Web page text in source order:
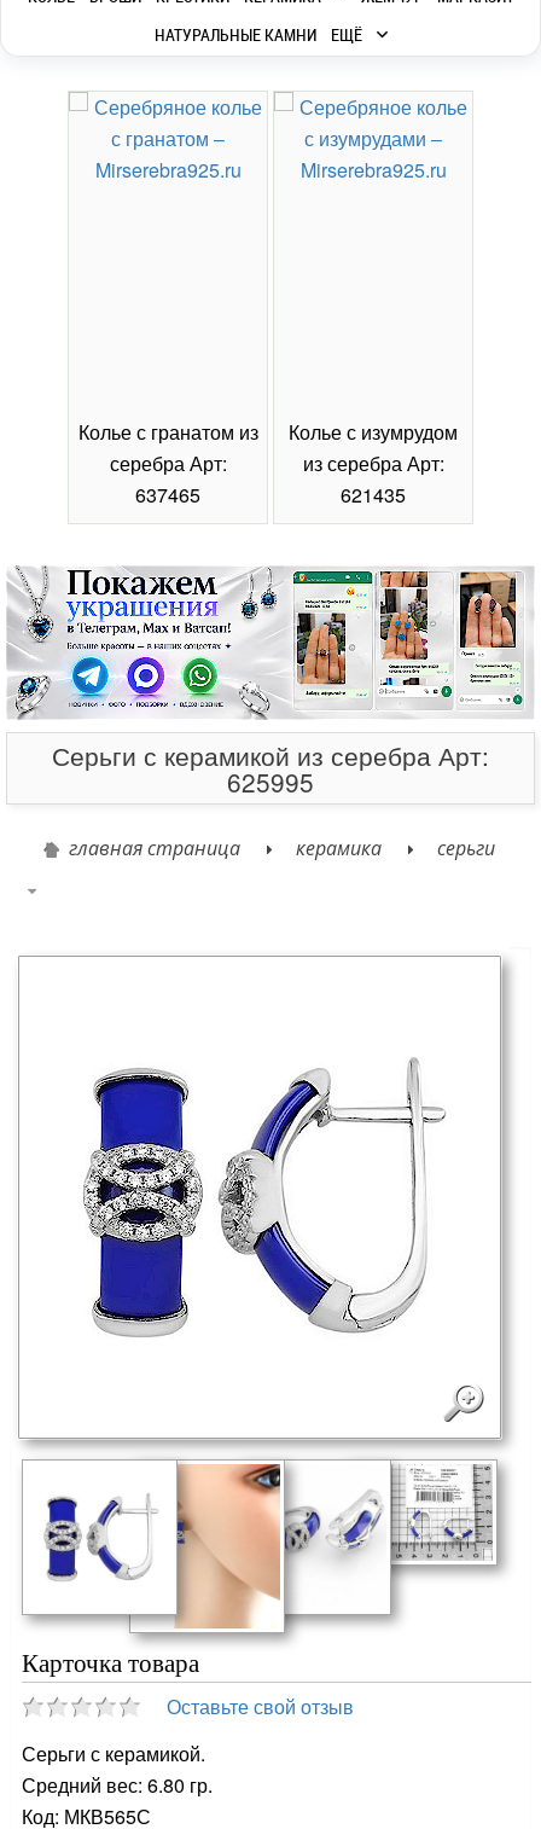
НАТУРАЛЬНЫЕ КАМНИ
ЕЩЁ
Колье с гранатом из
серебра Арт:
637465
Колье с изумрудом
из серебра Арт:
621435
Серьги с керамикой из серебра Арт:
625995
главная страница керамика серьги
Карточка товара
Оставьте свой отзыв
Серьги с керамикой.
Средний вес: 6.80 гр.
Код: МКВ565С